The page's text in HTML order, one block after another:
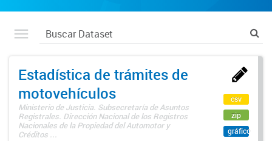
Estadística de trámites de
motovehículos
Ministerio de Justicia. Subsecretaría de Asuntos
Registrales. Dirección Nacional de los Registros
Nacionales de la Propiedad del Automotor y
Créditos ...
csv
zip
gráfico